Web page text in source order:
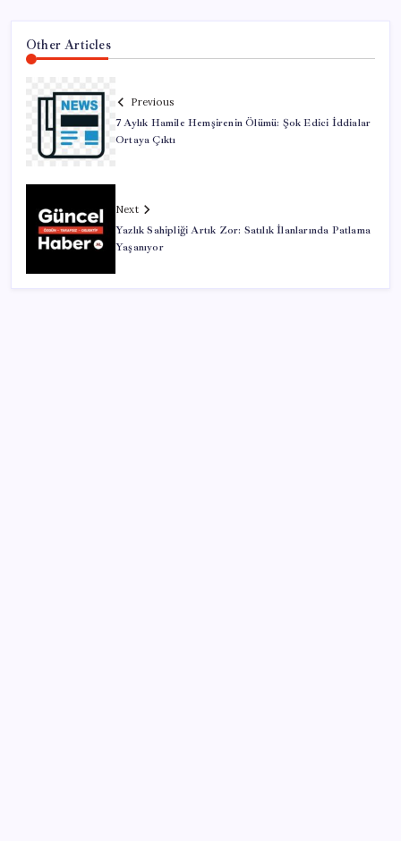
Other Articles
Previous
7 Aylık Hamile Hemşirenin Ölümü: Şok Edici İddialar
Ortaya Çıktı
Next
Yazlık Sahipliği Artık Zor: Satılık İlanlarında Patlama
Yaşanıyor